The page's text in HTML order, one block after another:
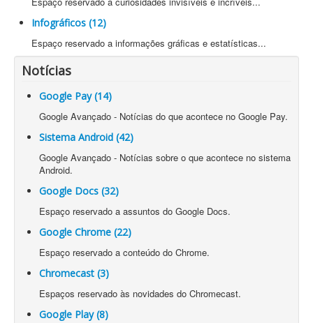
Infográficos (12)
Espaço reservado a informações gráficas e estatísticas...
Notícias
Google Pay (14)
Google Avançado - Notícias do que acontece no Google Pay.
Sistema Android (42)
Google Avançado - Notícias sobre o que acontece no sistema
Android.
Google Docs (32)
Espaço reservado a assuntos do Google Docs.
Google Chrome (22)
Espaço reservado a conteúdo do Chrome.
Chromecast (3)
Espaços reservado às novidades do Chromecast.
Google Play (8)